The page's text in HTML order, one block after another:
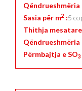
Qëndrueshmëria
Sasia për m2 :5
Thithja
Qëndrueshmëria
Përmbajtja e SO3